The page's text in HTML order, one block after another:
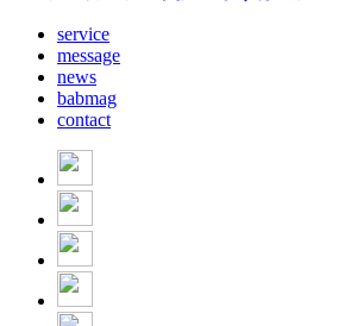
service
message
news
babmag
contact